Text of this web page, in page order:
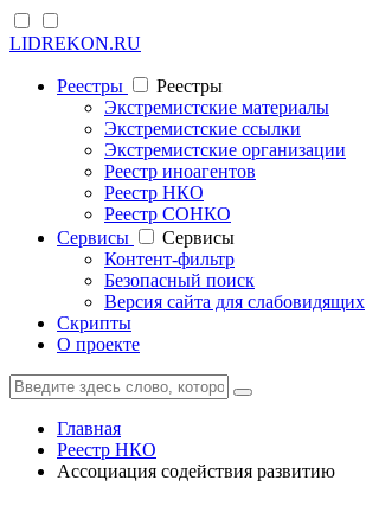
LIDREKON.RU
Реестры
Реестры
Экстремистские материалы
Экстремистские ссылки
Экстремистские организации
Реестр иноагентов
Реестр НКО
Реестр СОНКО
Cервисы
Cервисы
Контент-фильтр
Безопасный поиск
Версия сайта для слабовидящих
Скрипты
О проекте
Главная
Реестр НКО
Ассоциация содействия развитию